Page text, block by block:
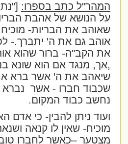
המהר"ל כתב בספרו:
על הנושא של אהבת
שאוהב את הבריות- מוכיח
אוהב גם את ה' יתברך.-
את הקב"ה- ברור שהוא
,אך, מנגד אם הוא שונא
שיאהב את ה' אשר ברא את
שכבוד חברו - אשר נברא
נחשב כבוד המקום.
ועוד ניתן להבין- כי אדם
מוכיח- שאין לו קנאה ושנאה
מצטער –כאשר לחברו טוב.